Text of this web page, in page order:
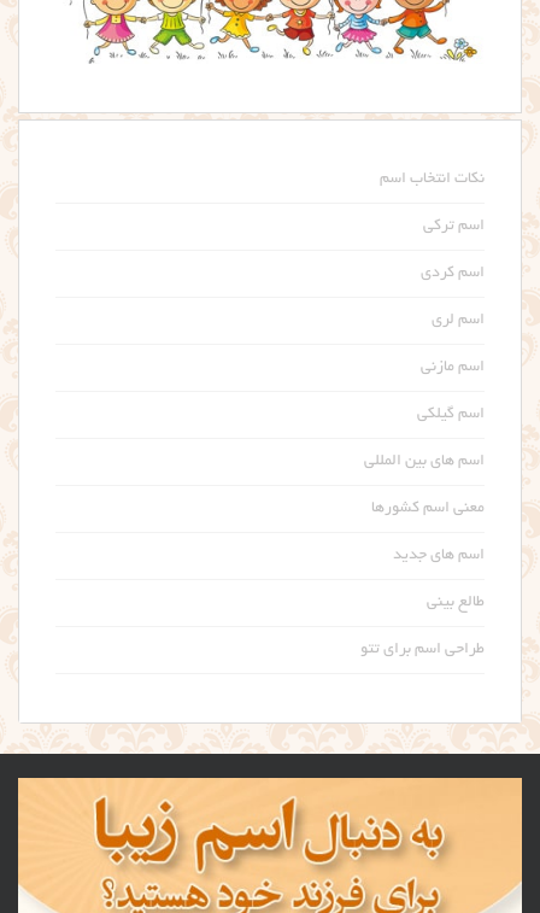
نکات انتخاب اسم
اسم ترکی
اسم کردی
اسم لری
اسم مازنی
اسم گیلکی
اسم های بین المللی
معنی اسم کشورها
اسم های جدید
طالع بینی
طراحی اسم برای تتو